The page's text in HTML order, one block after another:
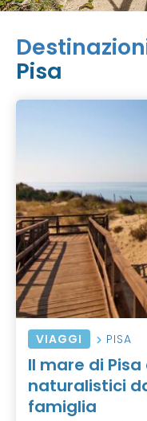
Pisa
VIAGGI PISA
Il mare di
naturalistici
famiglia